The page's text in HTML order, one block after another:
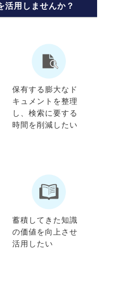
活用しませんか？
保有する膨大なド
キュメントを整理
し、検索に要する
時間を削減したい
蓄積してきた知識
の価値を向上させ
活用したい